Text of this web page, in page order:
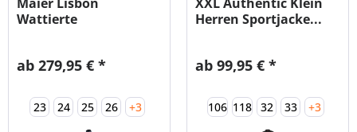
Wattierte
ab 279,95 € *
23 24 25 26 +3
Herren Sportjacke...
ab 99,95 € *
106 118 32 33 +3